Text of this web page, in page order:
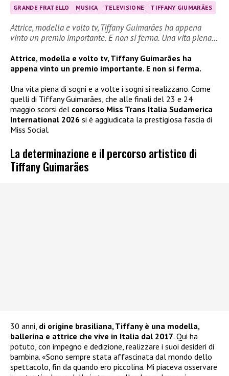
GRANDE FRATELLO MUSICA TELEVISIONE TIFFANY GIUMARÃES
Attrice, modella e volto tv, Tiffany Guimarães ha appena
vinto un premio importante. E non si ferma. Una vita piena…
Attrice, modella e volto tv, Tiffany Guimarães ha
appena vinto un premio importante. E non si ferma.
Una vita piena di sogni e a volte i sogni si realizzano. Come
quelli di Tiffany Guimarães, che alle finali del 23 e 24
maggio scorsi del concorso Miss Trans Italia Sudamerica
International 2026 si è aggiudicata la prestigiosa fascia di
Miss Social.
La determinazione e il percorso artistico di
Tiffany Guimarães
30 anni, di origine brasiliana, Tiffany è una modella,
ballerina e attrice che vive in Italia dal 2017. Qui ha
potuto, con impegno e dedizione, realizzare i suoi desideri di
bambina. «Sono sempre stata affascinata dal mondo dello
spettacolo, fin da quando ero piccolina. Mi piaceva osservare